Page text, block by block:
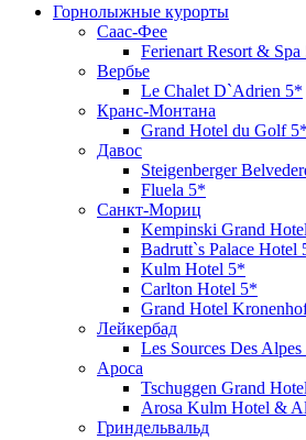
Горнолыжные курорты
Саас-Феe
Ferienart Resort & Spa
Вербье
Le Chalet D`Adrien 5*
Кранc-Монтана
Grand Hotel du Golf 5*
Давос
Steigenberger
Fluela 5*
Санкт-Мориц
Kempinski Grand
Badrutt`s Palace Hotel
Kulm Hotel 5*
Carlton Hotel 5*
Grand Hotel
Лейкербад
Les Sources Des
Ароcа
Tschuggen Grand
Arosa Kulm Hotel &
Гриндельвальд